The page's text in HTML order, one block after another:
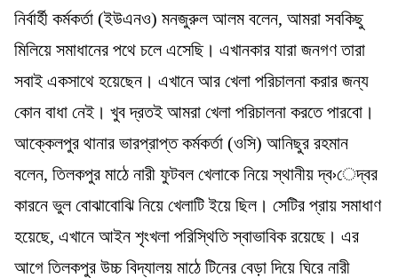
নির্বার্হী কর্মকর্তা (ইউএনও) মনজুরুল আলম বলেন, আমরা সবকিছু
মিলিয়ে সমাধানের পথে চলে এসেছি। এখানকার যারা জনগণ তারা
সবাই একসাথে হয়েছেন। এখানে আর খেলা পরিচালনা করার জন্য
কোন বাধা নেই। খুব দ্রতই আমরা খেলা পরিচালনা করতে পারবো।
আক্কেলপুর থানার ভারপ্রাপ্ত কর্মকর্তা (ওসি) আনিছুর রহমান
বলেন, তিলকপুর মাঠে নারী ফুটবল খেলাকে নিয়ে স্থানীয় দ্ব›েদ্বর
কারনে ভুল বোঝাবোঝি নিয়ে খেলাটি ইয়ে ছিল। সেটির প্রায় সমাধাণ
হয়েছে, এখানে আইন শৃংখলা পরিস্থিতি স্বাভাবিক রয়েছে। এর
আগে তিলকপুর উচ্চ বিদ্যালয় মাঠে টিনের বেড়া দিয়ে ঘিরে নারী